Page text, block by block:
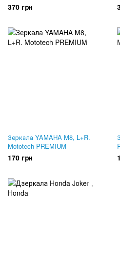
370 грн
Зеркала YAMAHA M8, L+R.
Mototech PREMIUM
170 грн